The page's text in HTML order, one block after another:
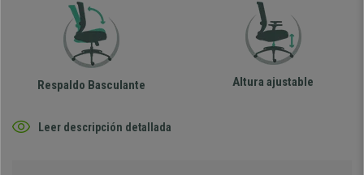
Respaldo Basculante Altura ajustable
Leer descripción detallada